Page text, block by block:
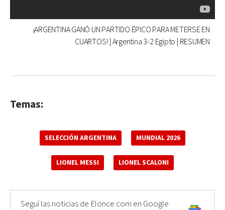
¡ARGENTINA GANÓ UN PARTIDO ÉPICO PARA METERSE EN
CUARTOS! | Argentina 3-2 Egipto | RESUMEN
Temas:
SELECCIÓN ARGENTINA MUNDIAL 2026
LIONEL MESSI LIONEL SCALONI
Seguí las noticias de Elonce.com en Google